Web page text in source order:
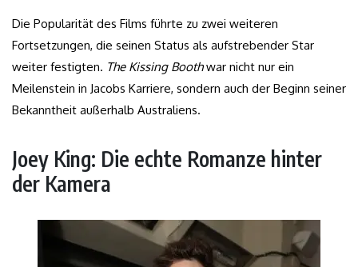
Die Popularität des Films führte zu zwei weiteren
Fortsetzungen, die seinen Status als aufstrebender Star
weiter festigten. The Kissing Boothwar nicht nur ein
Meilenstein in Jacobs Karriere, sondern auch der Beginn seiner
Bekanntheit außerhalb Australiens.
Joey King: Die echte Romanze hinter
der Kamera